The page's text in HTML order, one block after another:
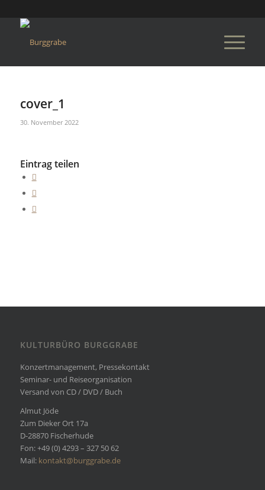
cover_1
30. November 2022
Eintrag teilen
KULTURBÜRO BURGGRABE
Konzertmanagement, Pressekontakt
Seminar- und Reiseorganisation
Versand von CD / DVD / Buch
Almut Jöde
Zum Dieker Ort 17a
D-28870 Fischerhude
Fon: +49 (0) 4293 – 327 50 62
Mail: kontakt@burggrabe.de